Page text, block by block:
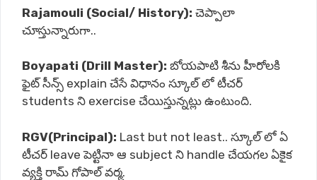
Rajamouli (Social/ History): చెప్పాలా
చూస్తున్నారుగా..
Boyapati (Drill Master): బోయపాటి శీను హీరోలకి
ఫైట్ సీన్స్ explain చేసే విధానం స్కూల్ లో టీచర్
students ని exercise చేయిస్తున్నట్లు ఉంటుంది.
RGV(Principal): Last but not least.. స్కూల్ లో ఏ
టీచర్ leave పెట్టినా ఆ subject ని handle చేయగల ఏకైక
వ్యక్తి రామ్ గోపాల్ వర్మ.